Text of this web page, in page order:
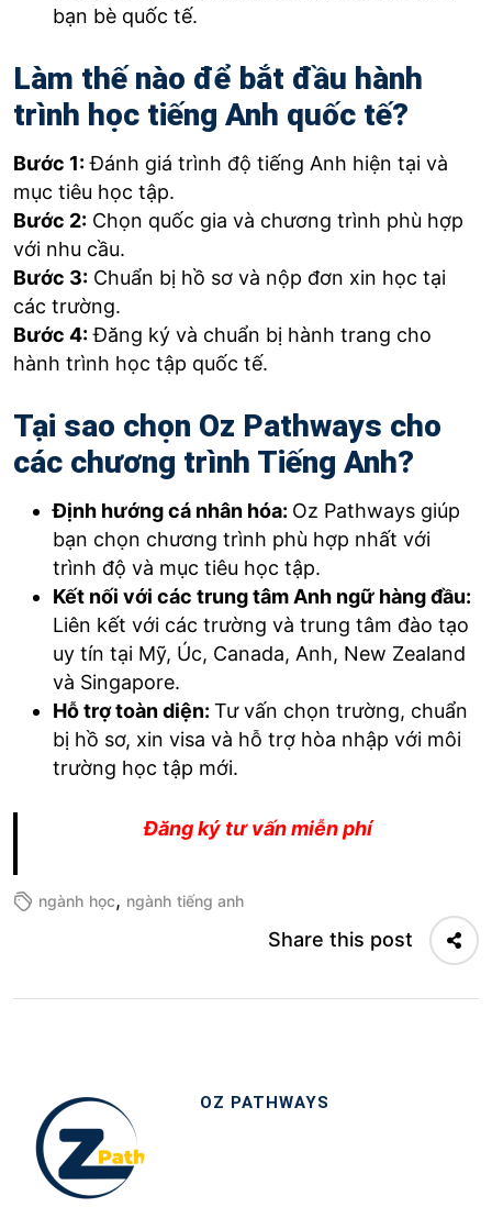
bạn bè quốc tế.
Làm thế nào để bắt đầu hành
trình học tiếng Anh quốc tế?
Bước 1:Đánh giá trình độ tiếng Anh hiện tại và
mục tiêu học tập.
Bước 2: Chọn quốc gia và chương trình phù hợp
với nhu cầu.
Bước 3: Chuẩn bị hồ sơ và nộp đơn xin học tại
các trường.
Bước 4:Đăng ký và chuẩn bị hành trang cho
hành trình học tập quốc tế.
Tại sao chọn Oz Pathways cho
các chương trình Tiếng Anh?
Định hướng cá nhân hóa: Oz Pathways giúp
bạn chọn chương trình phù hợp nhất với
trình độ và mục tiêu học tập.
Kết nối với các trung tâm Anh ngữ hàng đầu:
Liên kết với các trường và trung tâm đào tạo
uy tín tại Mỹ, Úc, Canada, Anh, New Zealand
và Singapore.
Hỗ trợ toàn diện: Tư vấn chọn trường, chuẩn
bị hồ sơ, xin visa và hỗ trợ hòa nhập với môi
trường học tập mới.
Đăng ký tư vấn miễn phí
ngành học, ngành tiếng anh
Share this post
OZ PATHWAYS